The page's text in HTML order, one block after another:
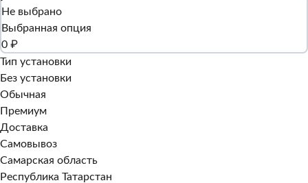
Не выбрано
Выбранная опция
0 ₽
Тип установки
Без установки
Обычная
Премиум
Доставка
Самовывоз
Самарская область
Республика Татарстан